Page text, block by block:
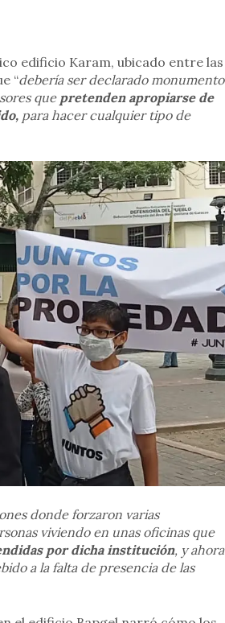
edificio Karam, ubicado entre las
“debería ser declarado monumento
que pretenden apropiarse de
para hacer cualquier tipo de
donde forzaron varias
viviendo en unas oficinas que
por dicha institución, y ahora
a la falta de presencia de las